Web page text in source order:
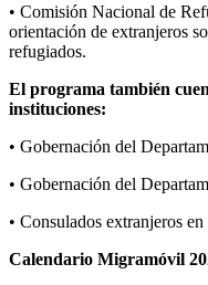
• Comisión Nacional de
orientación de extranjeros
refugiados.
El programa también
instituciones:
• Gobernación del
• Gobernación del
• Consulados extranjeros
Calendario Migramóvil